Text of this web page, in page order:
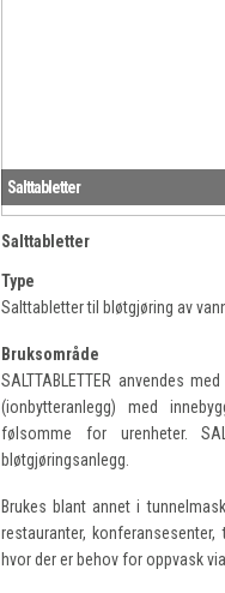
Salttabletter
Salttabletter
Type
Salttabletter til bløtgjøring av
Bruksområde
SALTTABLETTER anvendes
(ionbytteranlegg) med
følsomme for urenheter.
bløtgjøringsanlegg.
Brukes blant annet i
restauranter,
hvor der er behov for oppvask